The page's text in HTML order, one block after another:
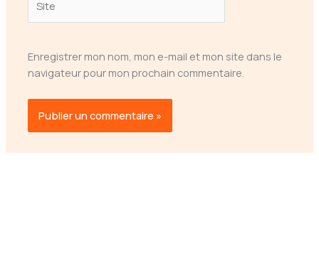
Enregistrer mon nom, mon e-mail et mon site dans le
navigateur pour mon prochain commentaire.